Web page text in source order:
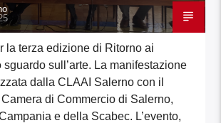
la terza edizione di Ritorno ai
sguardo sull’arte. La manifestazione
dalla CLAAI Salerno con il
di Commercio di Salerno,
e della Scabec. L’evento,